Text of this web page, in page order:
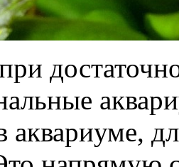
аквариуме,